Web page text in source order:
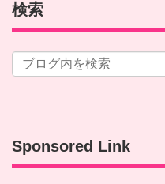
検索
Sponsored Link